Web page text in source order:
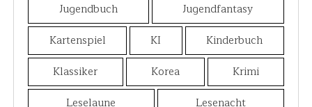
Jugendbuch
Jugendfantasy
Kartenspiel
KI
Kinderbuch
Klassiker
Korea
Krimi
Leselaune
Lesenacht